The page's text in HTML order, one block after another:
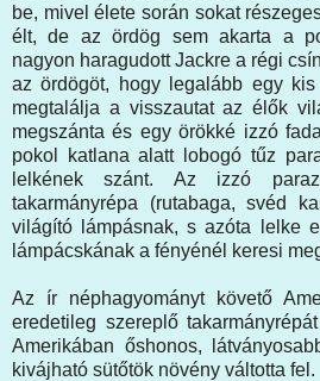
be, mivel élete során sokat
élt, de az ördög sem akarta a
nagyon haragudott Jackre a régi
az ördögöt, hogy legalább egy
megtalálja a visszautat az élők
megszánta és egy örökké izzó
pokol katlana alatt lobogó tűz
lelkének szánt. Az izzó
takarmányrépa (rutabaga, svéd
világító lámpásnak, s azóta lelke
lámpácskának a fényénél keresi
Az ír néphagyományt követő
eredetileg szereplő
Amerikában őshonos,
kivájható sütőtök növény váltotta fel.